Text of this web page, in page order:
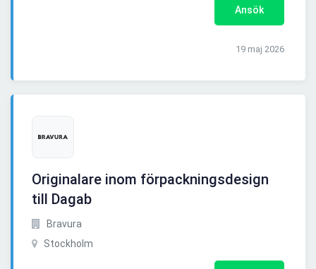
Ansök
19 maj 2026
Originalare inom förpackningsdesign
till Dagab
Bravura
Stockholm